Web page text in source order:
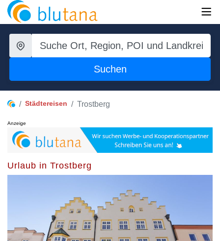
Suchen
Städtereisen Trostberg
Anzeige
Urlaub in Trostberg